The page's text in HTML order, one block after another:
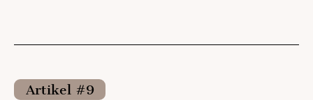
Artikel #9